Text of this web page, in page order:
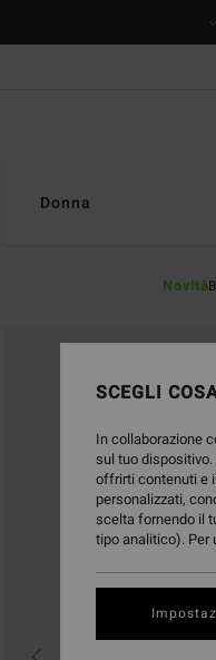
Novità
Donna
SCEGLI
In collaborazione
sul tuo
offrirti contenuti e
personalizzati,
scelta fornendo il
tipo analitico). Per